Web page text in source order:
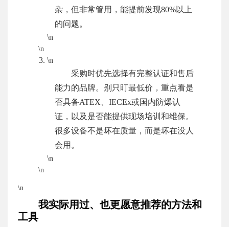
杂，但非常管用，能提前发现80%以上
的问题。
\n
\n
\n
采购时优先选择有完整认证和售后
能力的品牌。别只盯最低价，重点看是
否具备ATEX、IECEx或国内防爆认
证，以及是否能提供现场培训和维保。
很多设备不是坏在质量，而是坏在没人
会用。
\n
\n
\n
我实际用过、也更愿意推荐的方法和
工具